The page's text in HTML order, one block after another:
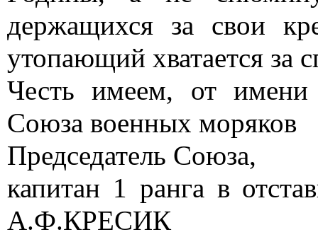
держащихся за свои
утопающий хватается за
Честь имеем, от имени
Союза военных моряков
Председатель Союза,
капитан 1 ранга в
А.Ф.КРЕСИК